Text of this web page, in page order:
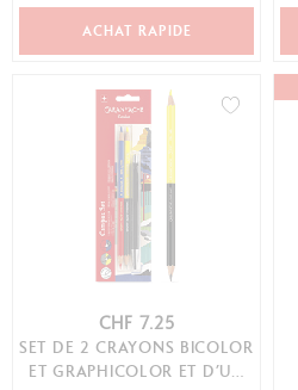
ACHAT RAPIDE
CHF 7.25
SET DE 2 CRAYONS BICOLOR
ET GRAPHICOLOR ET D’UN